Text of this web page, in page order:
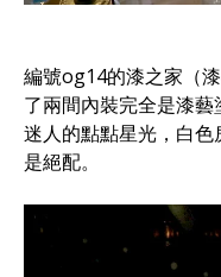
編號og14的漆之家（
了兩間內裝完全是漆
迷人的點點星光，白
是絕配。